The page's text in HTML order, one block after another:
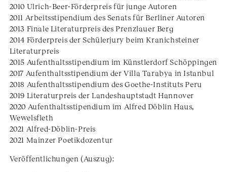
2010 Ulrich-Beer-Förderpreis für junge Autoren
2011 Arbeitsstipendium des Senats für Berliner Autoren
2013 Finale Literaturpreis des Prenzlauer Berg
2014 Förderpreis der Schülerjury beim Kranichsteiner
Literaturpreis
2015 Aufenthaltsstipendium im Künstlerdorf Schöppingen
2017 Aufenthaltsstipendium der Villa Tarabya in Istanbul
2018 Aufenthaltsstipendium des Goethe-Instituts Peru
2019 Literaturpreis der Landeshauptstadt Hannover
2020 Aufenthaltsstipendium im Alfred Döblin Haus,
Wewelsfleth
2021 Alfred-Döblin-Preis
2021 Mainzer Poetikdozentur
Veröffentlichungen (Auszug):